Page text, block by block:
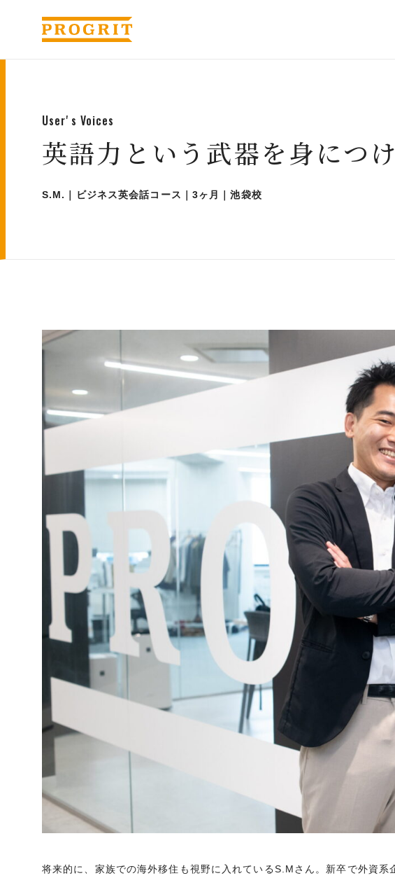
Userʼs Voices
英語力という武器を身につ
S.M.｜ビジネス英会話コース｜3ヶ月｜池袋校
将来的に、家族での海外移住も視野に入れているS.Mさん。新卒で外資